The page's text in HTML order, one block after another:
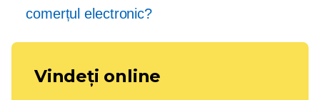
comerțul electronic?
Vindeți online